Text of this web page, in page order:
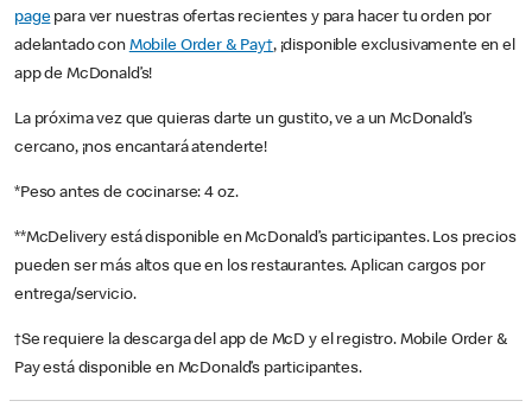
pagepara ver nuestras ofertas recientes y para hacer tu orden por
adelantado con Mobile Order & Pay†, ¡disponible exclusivamente en el
app de McDonald’s!
La próxima vez que quieras darte un gustito, ve a un McDonald’s
cercano, ¡nos encantará atenderte!
*Peso antes de cocinarse: 4 oz.
**McDelivery está disponible en McDonald’s participantes. Los precios
pueden ser más altos que en los restaurantes. Aplican cargos por
entrega/servicio.
†Se requiere la descarga del app de McD y el registro. Mobile Order &
Pay está disponible en McDonald’s participantes.